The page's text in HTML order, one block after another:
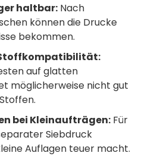
haltbar: Nach
können die Drucke
bekommen.
auf glatten
möglicherweise nicht gut
bei Kleinaufträgen: Für
Siebdruck
Auflagen teuer macht.